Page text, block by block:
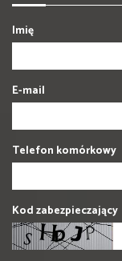
Imię
E-mail
Telefon komórkowy
Kod zabezpieczający